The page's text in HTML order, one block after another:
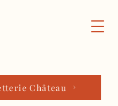
Château